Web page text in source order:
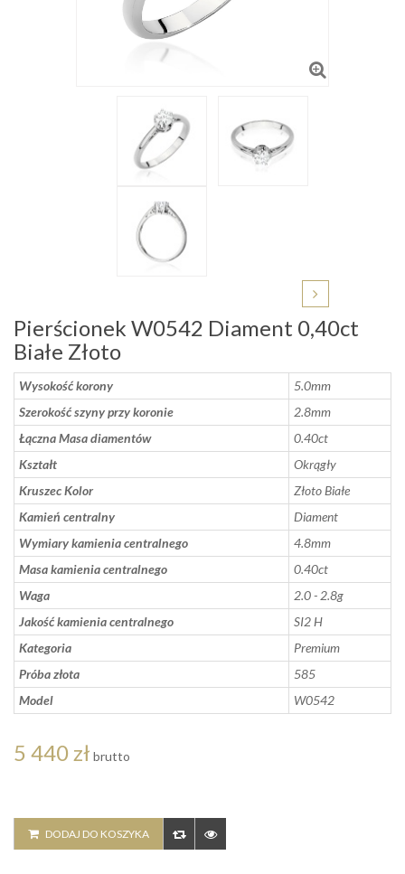
Pierścionek W0542 Diament 0,40ct
Białe Złoto
Wysokość korony
5.0mm
Szerokość szyny przy koronie
2.8mm
Łączna Masa diamentów
0.40ct
Kształt
Okrągły
Kruszec Kolor
Złoto Białe
Kamień centralny
Diament
Wymiary kamienia centralnego
4.8mm
Masa kamienia centralnego
0.40ct
Waga
2.0 - 2.8g
Jakość kamienia centralnego
SI2 H
Kategoria
Premium
Próba złota
585
Model
W0542
5 440 zł brutto
DODAJ DO KOSZYKA